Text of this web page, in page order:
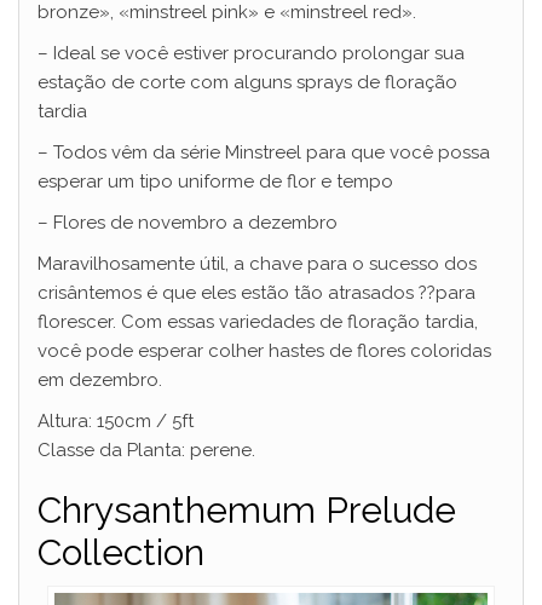
bronze», «minstreel pink» e «minstreel red».
– Ideal se você estiver procurando prolongar sua
estação de corte com alguns sprays de floração
tardia
– Todos vêm da série Minstreel para que você possa
esperar um tipo uniforme de flor e tempo
– Flores de novembro a dezembro
Maravilhosamente útil, a chave para o sucesso dos
crisântemos é que eles estão tão atrasados ??para
florescer. Com essas variedades de floração tardia,
você pode esperar colher hastes de flores coloridas
em dezembro.
Altura: 150cm / 5ft
Classe da Planta: perene.
Chrysanthemum Prelude
Collection